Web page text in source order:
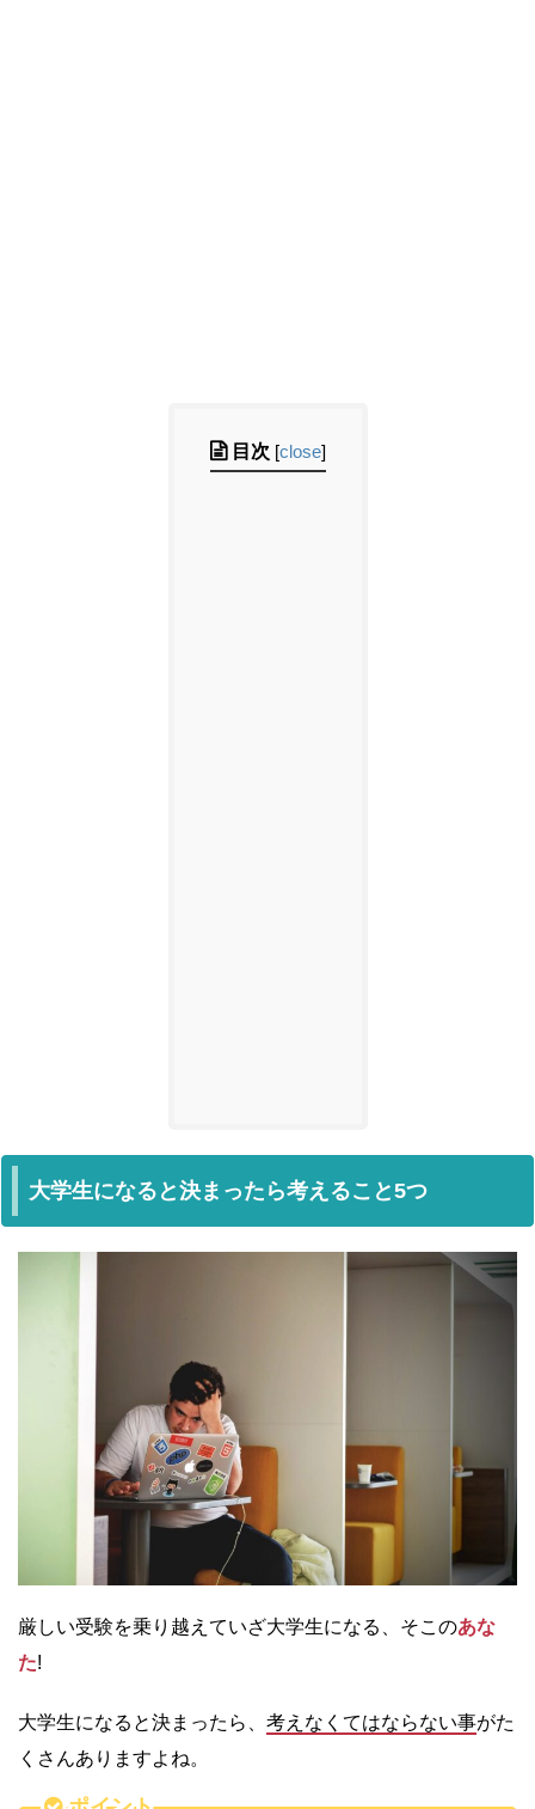
目次 [close]
大学生になると決まったら考えること5つ
厳しい受験を乗り越えていざ大学生になる、そこのあな
た!
大学生になると決まったら、 考えなくてはならない事がた
くさんありますよね。